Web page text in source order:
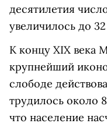
десятилетия
увеличилось до
К концу XIX века
крупнейший
слободе
трудилось около
что население